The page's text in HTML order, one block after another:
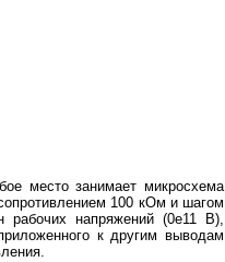
место занимает микросхема
100 кОм и шагом
рабочих напряжений (0е11 В),
к другим выводам